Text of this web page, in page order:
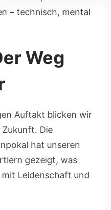
– technisch, mental
Weg
Auftakt blicken wir
Die
hat unseren
gezeigt, was
Leidenschaft und